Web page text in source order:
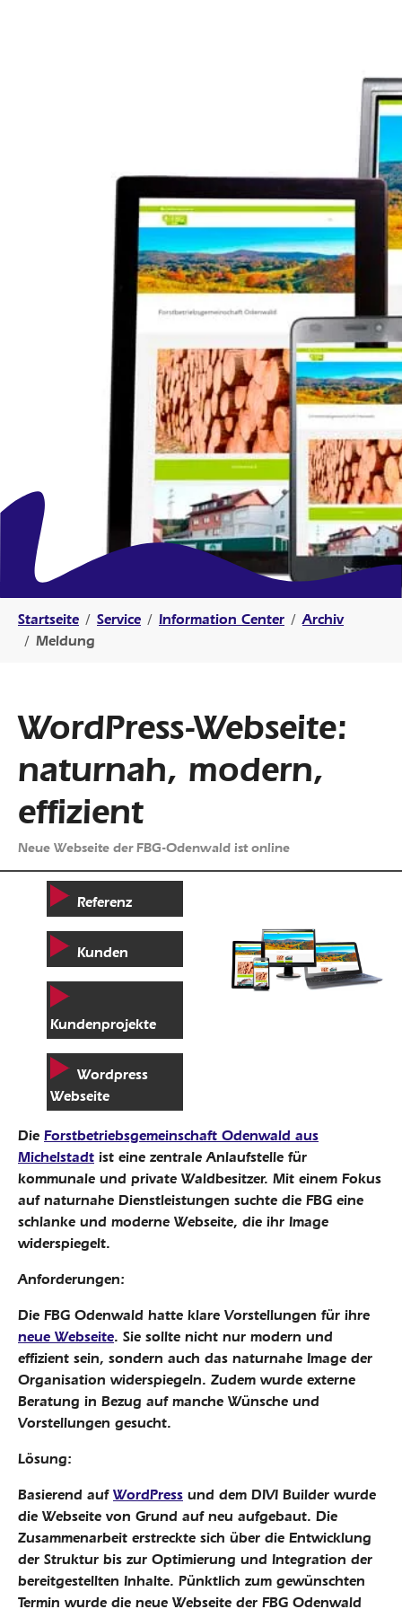
Startseite Service Information Center
Archiv
Meldung
WordPress-Webseite:
naturnah, modern,
effizient
Neue Webseite der FBG-Odenwald ist online
Referenz
Kunden
Kundenprojekte
Wordpress
Webseite
Die Forstbetriebsgemeinschaft Odenwald aus
Michelstadt ist eine zentrale Anlaufstelle für
kommunale und private Waldbesitzer. Mit einem Fokus
auf naturnahe Dienstleistungen suchte die FBG eine
schlanke und moderne Webseite, die ihr Image
widerspiegelt.
Anforderungen:
Die FBG Odenwald hatte klare Vorstellungen für ihre
neue Webseite. Sie sollte nicht nur modern und
effizient sein, sondern auch das naturnahe Image der
Organisation widerspiegeln. Zudem wurde externe
Beratung in Bezug auf manche Wünsche und
Vorstellungen gesucht.
Lösung:
Basierend auf WordPress und dem DIVI Builder wurde
die Webseite von Grund auf neu aufgebaut. Die
Zusammenarbeit erstreckte sich über die Entwicklung
der Struktur bis zur Optimierung und Integration der
bereitgestellten Inhalte. Pünktlich zum gewünschten
Termin wurde die neue Webseite der FBG Odenwald